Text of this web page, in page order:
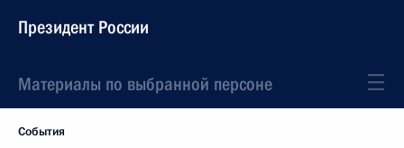
Президент России
Материалы по выбранной персоне
События